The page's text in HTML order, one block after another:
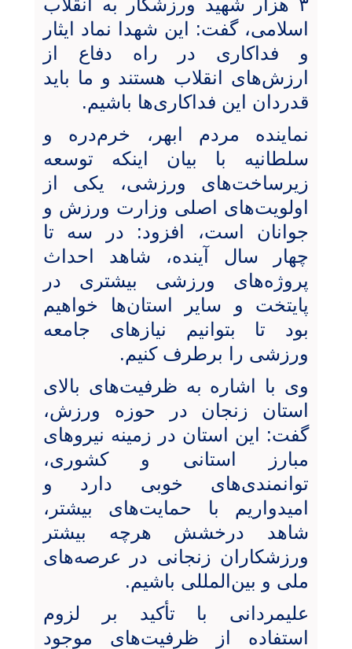
۳ هزار شهید ورزشکار به انقلاب
اسلامی، گفت: این شهدا نماد ایثار
و فداکاری در راه دفاع از
ارزش‌های انقلاب هستند و ما باید
قدردان این فداکاری‌ها باشیم.
نماینده مردم ابهر، خرم‌دره و
سلطانیه با بیان اینکه توسعه
زیرساخت‌های ورزشی، یکی از
اولویت‌های اصلی وزارت ورزش و
جوانان است، افزود: در سه تا
چهار سال آینده، شاهد احداث
پروژه‌های ورزشی بیشتری در
پایتخت و سایر استان‌ها خواهیم
بود تا بتوانیم نیازهای جامعه
ورزشی را برطرف کنیم.
وی با اشاره به ظرفیت‌های بالای
استان زنجان در حوزه ورزش،
گفت: این استان در زمینه نیروهای
مبارز استانی و کشوری،
توانمندی‌های خوبی دارد و
امیدواریم با حمایت‌های بیشتر،
شاهد درخشش هرچه بیشتر
ورزشکاران زنجانی در عرصه‌های
ملی و بین‌المللی باشیم.
علیمردانی با تأکید بر لزوم
استفاده از ظرفیت‌های موجود